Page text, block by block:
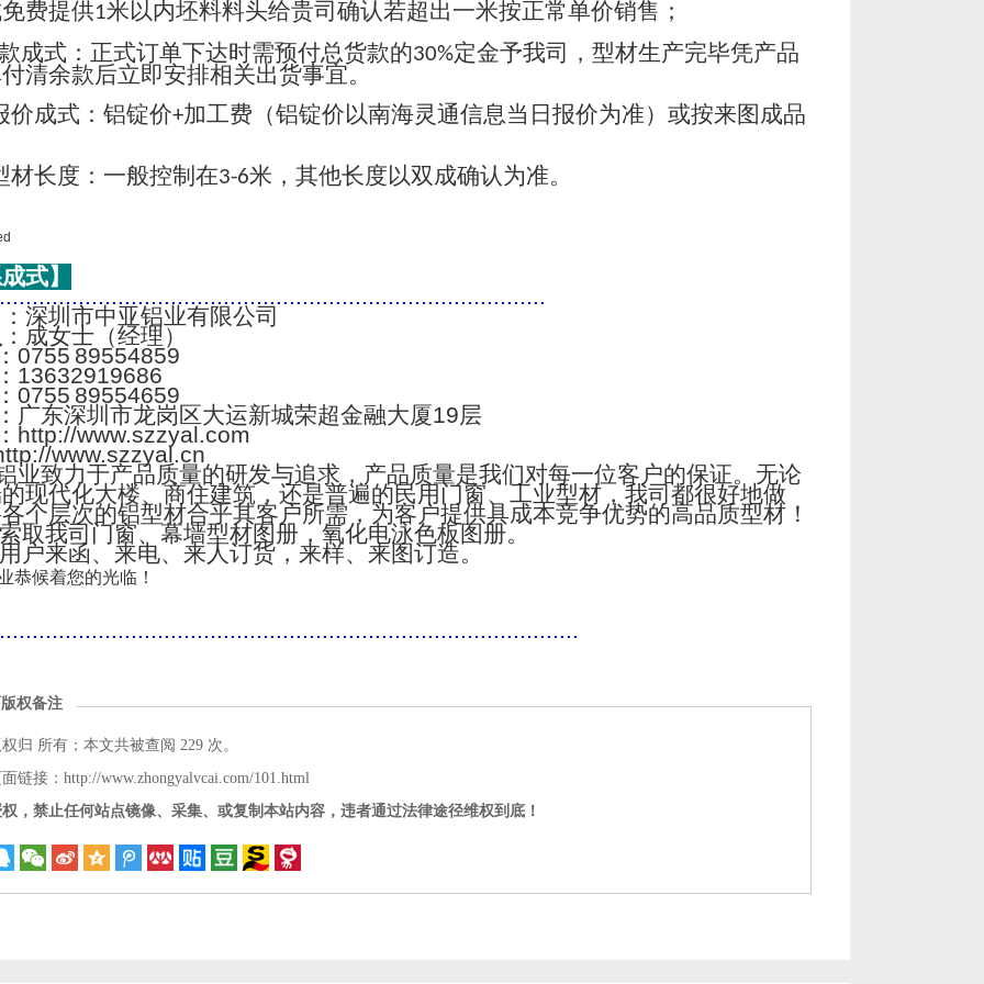
费提供1米以内坯料料头给贵司确认若超出一米按正常单价销售；
成式：正式订单下达时需预付总货款的30%定金予我司，型材生产完毕凭产品
清余款后立即安排相关出货事宜。
价成式：铝锭价+加工费（铝锭价以南海灵通信息当日报价为准）或按来图成品
材长度：一般控制在3-6米，其他长度以双成确认为准。
式】
：深圳市中亚铝业有限公司
：成女士（经理）
0755 89554859
13632919686
0755 89554659
广东深圳市龙岗区大运新城荣超金融大厦19层
http://www.szzyal.com
www.szzyal.cn
致力于产品质量的研发与追求，产品质量是我们对每一位客户的保证。无论
现代化大楼、商住建筑，还是普遍的民用门窗、工业型材，我司都很好地做
个层次的铝型材合乎其客户所需，为客户提供具成本竞争优势的高品质型材！
我司门窗、幕墙型材图册，氧化电泳色板图册。
来函、来电、来人订货，来样、来图订造。
候着您的光临！
权备注
归 所有；本文共被查阅 229 次。
链接：http://www.zhongyalvcai.com/101.html
，禁止任何站点镜像、采集、或复制本站内容，违者通过法律途径维权到底！